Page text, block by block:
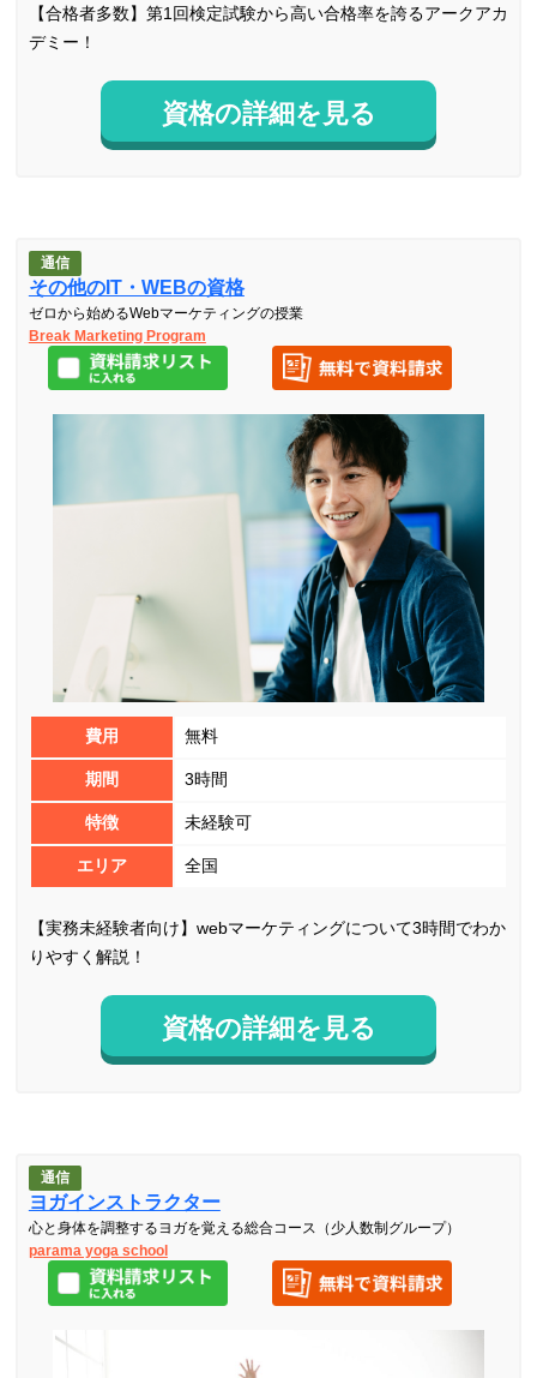
【合格者多数】第1回検定試験から高い合格率を誇るアークアカ
デミー！
資格の詳細を見る
通信
その他のIT・WEBの資格
ゼロから始めるWebマーケティングの授業
Break Marketing Program
費用 無料
期間 3時間
特徴 未経験可
エリア 全国
【実務未経験者向け】webマーケティングについて3時間でわか
りやすく解説！
資格の詳細を見る
通信
ヨガインストラクター
心と身体を調整するヨガを覚える総合コース（少人数制グループ）
parama yoga school